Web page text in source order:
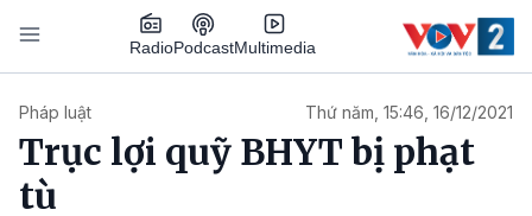
Nhảy đến nội dung
RadioPodcastMultimedia
Pháp luật Thứ năm, 15:46, 16/12/2021
Trục lợi quỹ BHYT bị phạt
tù